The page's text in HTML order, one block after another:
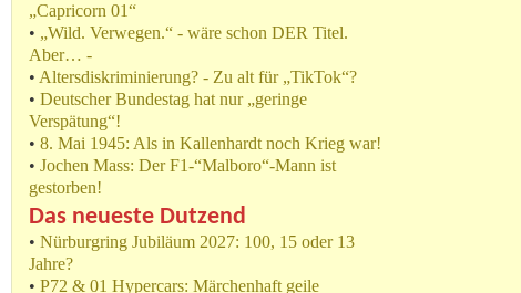
„Capricorn 01“
• „Wild. Verwegen.“ - wäre schon DER Titel.
Aber… -
• Altersdiskriminierung? - Zu alt für „TikTok“?
• Deutscher Bundestag hat nur „geringe
Verspätung“!
• 8. Mai 1945: Als in Kallenhardt noch Krieg war!
• Jochen Mass: Der F1-“Malboro“-Mann ist
gestorben!
Das neueste Dutzend
• Nürburgring Jubiläum 2027: 100, 15 oder 13
Jahre?
• P72 & 01 Hypercars: Märchenhaft geile